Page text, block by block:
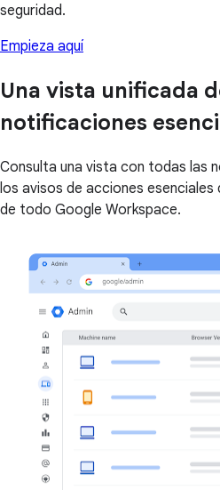
seguridad.
Empieza aquí
Una vista unificada
notificaciones
Consulta una vista con todas las
los avisos de acciones
de todo Google Workspace.